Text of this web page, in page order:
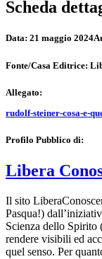
Scheda
Data: 21 maggio 2024
Fonte/Casa Editrice:
Allegato:
rudolf-steiner-cosa-e-
Profilo Pubblico di:
Libera
Il sito
Pasqua!)
Scienza dello
rendere visibili ed
quel senso. Per